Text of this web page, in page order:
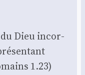
du Dieu incor­
1.23)